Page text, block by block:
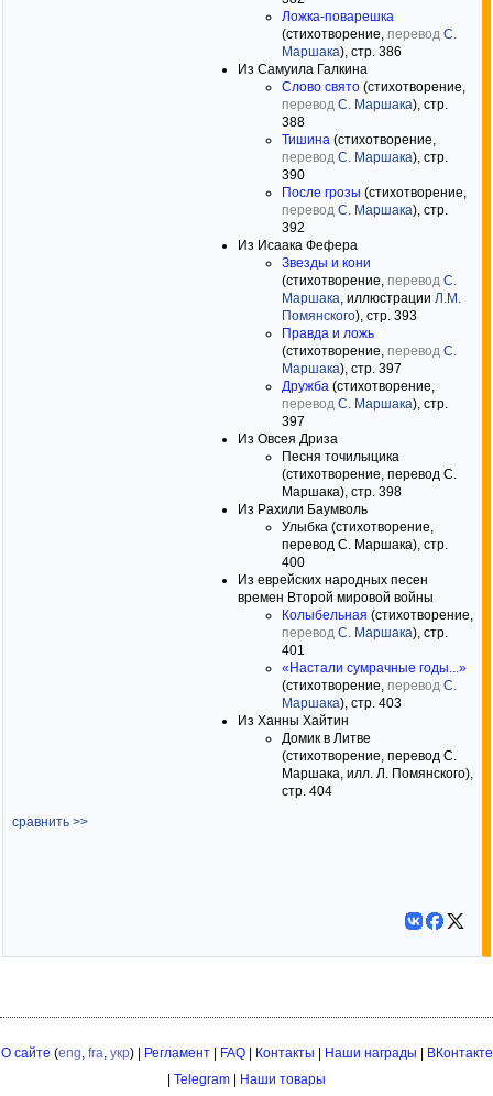
Ложка-поварешка
(стихотворение, перевод С.
Маршака), стр. 386
Из Самуила Галкина
Слово свято (стихотворение,
перевод С. Маршака), стр.
388
Тишина (стихотворение,
перевод С. Маршака), стр.
390
После грозы (стихотворение,
перевод С. Маршака), стр.
392
Из Исаака Фефера
Звезды и кони
(стихотворение, перевод С.
Маршака , иллюстрации Л.М.
Помянского), стр. 393
Правда и ложь
(стихотворение, перевод С.
Маршака), стр. 397
Дружба (стихотворение,
перевод С. Маршака), стр.
397
Из Овсея Дриза
Песня точилыцика
(стихотворение, перевод С.
Маршака), стр. 398
Из Рахили Баумволь
Улыбка (стихотворение,
перевод С. Маршака), стр.
400
Из еврейских народных песен
времен Второй мировой войны
Колыбельная (стихотворение,
перевод С. Маршака), стр.
401
«Настали сумрачные годы...»
(стихотворение, перевод С.
Маршака), стр. 403
Из Ханны Хайтин
Домик в Литве
(стихотворение, перевод С.
Маршака, илл. Л. Помянского),
стр. 404
сравнить >>
О сайте (eng, fra, укр) | Регламент| FAQ| Контакты Наши награды
ВКонтакте
Telegram Наши товары